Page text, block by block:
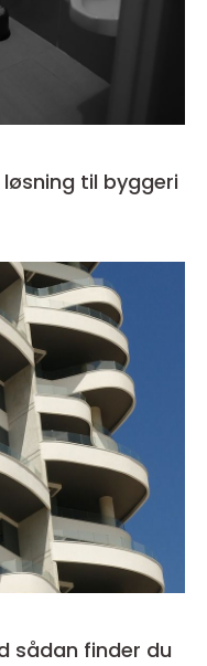
til byggeri